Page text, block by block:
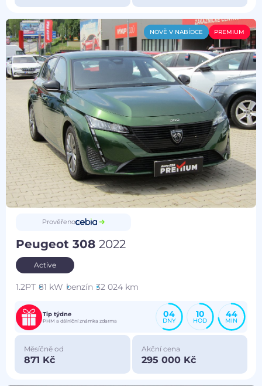
NOVĚ V NABÍDCE PREMIUM
Prověřeno
Peugeot 3082022
Active
1.2PT 81 kW benzín 32 024 km
Tip týdne
PHM a dálniční známka zdarma
04
DNY
10
HOD
44
MIN
Měsíčně od
871 Kč
Akční cena
295 000 Kč